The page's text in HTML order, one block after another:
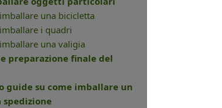
una bicicletta
i quadri
una valigia
preparazione finale del
guide su come imballare un
spedizione